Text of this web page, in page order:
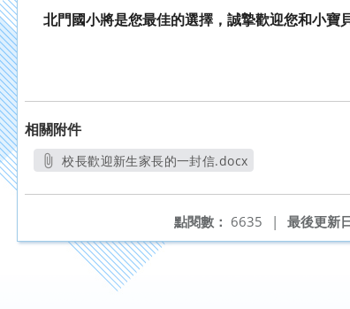
北門國小將是您最佳的選擇，誠摯歡迎您和小寶
相關附件
校長歡迎新生家長的一封信.docx
最後更新
點閱數： 6635 |